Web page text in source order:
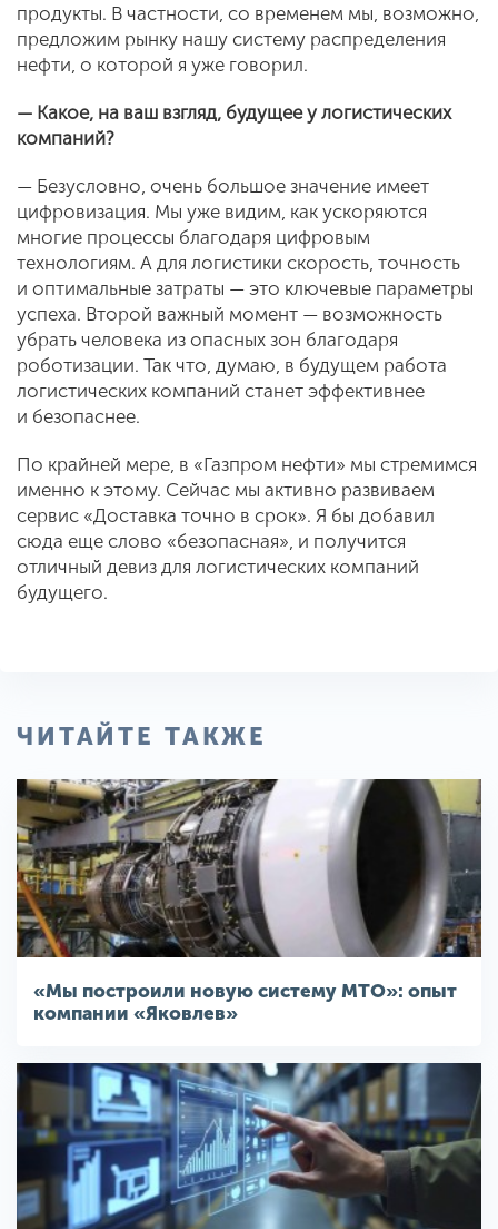
продукты. В частности, со временем мы, возможно,
предложим рынку нашу систему распределения
нефти, о которой я уже говорил.
— Какое, на ваш взгляд, будущее у логистических
компаний?
— Безусловно, очень большое значение имеет
цифровизация. Мы уже видим, как ускоряются
многие процессы благодаря цифровым
технологиям. А для логистики скорость, точность
и оптимальные затраты — это ключевые параметры
успеха. Второй важный момент — возможность
убрать человека из опасных зон благодаря
роботизации. Так что, думаю, в будущем работа
логистических компаний станет эффективнее
и безопаснее.
По крайней мере, в «Газпром нефти» мы стремимся
именно к этому. Сейчас мы активно развиваем
сервис «Доставка точно в срок». Я бы добавил
сюда еще слово «безопасная», и получится
отличный девиз для логистических компаний
будущего.
ЧИТАЙТЕ ТАКЖЕ
«Мы построили новую систему МТО»: опыт
компании «Яковлев»